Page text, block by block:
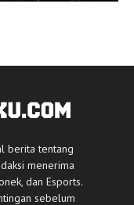
berita tentang
menerima
dan Esports.
sebelum